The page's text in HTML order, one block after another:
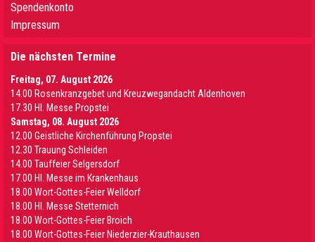
Spendenkonto
Impressum
Die nächsten Termine
Freitag, 07. August 2026
14.00 Rosenkranzgebet und Kreuzwegandacht Aldenhoven
17.30 Hl. Messe Propstei
Samstag, 08. August 2026
12.00 Geistliche Kirchenführung Propstei
12.30 Trauung Schleiden
14.00 Tauffeier Selgersdorf
17.00 Hl. Messe im Krankenhaus
18.00 Wort-Gottes-Feier Welldorf
18.00 Hl. Messe Stetternich
18.00 Wort-Gottes-Feier Broich
18.00 Wort-Gottes-Feier Niederzier-Krauthausen